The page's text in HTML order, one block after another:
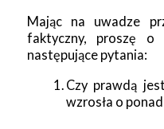
Mając na uwadze
faktyczny, proszę o
następujące pytania:
Czy prawdą
wzrosła o